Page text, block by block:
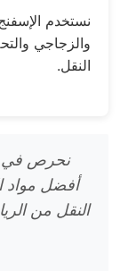
نستخدم
والزجاجي
النقل.
نحرص في
أفضل مواد
النقل من